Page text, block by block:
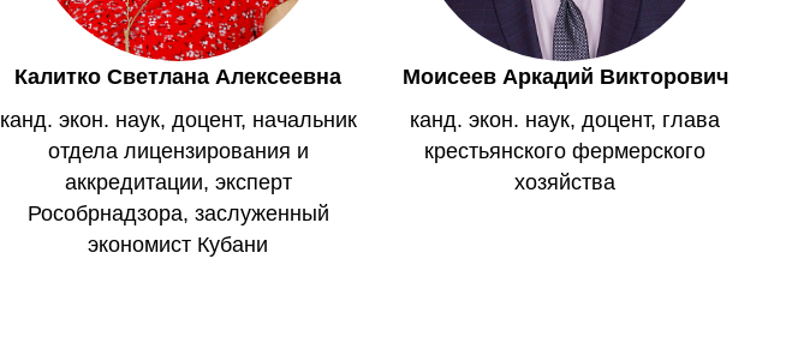
Калитко Светлана Алексеевна
канд. экон. наук, доцент, начальник
отдела лицензирования и
аккредитации, эксперт
Рособрнадзора, заслуженный
экономист Кубани
Моисеев Аркадий Викторович
канд. экон. наук, доцент, глава
крестьянского фермерского
хозяйства